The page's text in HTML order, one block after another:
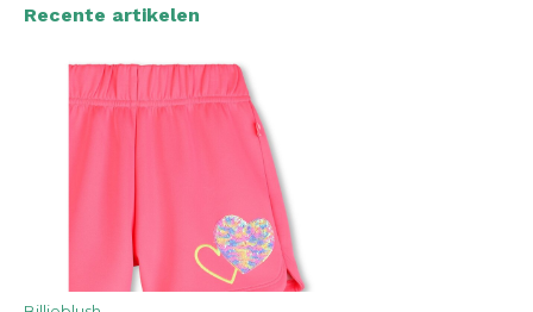
Recente artikelen